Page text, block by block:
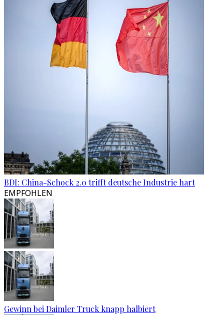
BDI: China-Schock 2.0 trifft deutsche Industrie hart
EMPFOHLEN
Gewinn bei Daimler Truck knapp halbiert